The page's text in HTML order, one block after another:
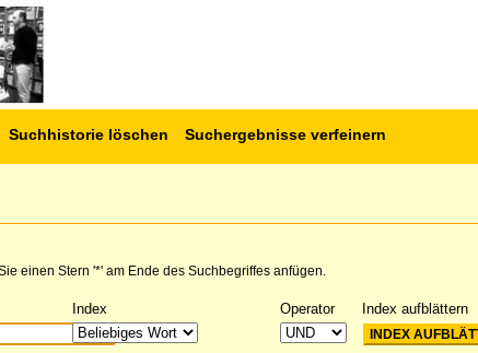
Suchhistorie löschen Suchergebnisse verfeinern
einen Stern '*' am Ende des Suchbegriffes anfügen.
Index Operator Index aufblättern